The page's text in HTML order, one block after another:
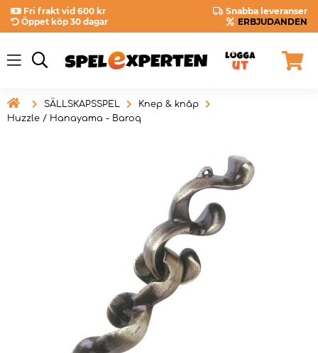
Fri frakt vid 600 kr
Snabba leveranser
Öppet köp 30 dagar
ERBJUDANDEN
 SÄLLSKAPSSPEL
Knep & knåp
Huzzle / Hanayama - Baroq